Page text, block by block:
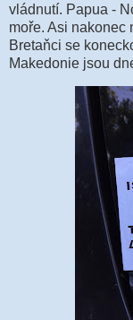
vládnutí. Papua -
moře. Asi nakonec
Bretaňci se
Makedonie jsou